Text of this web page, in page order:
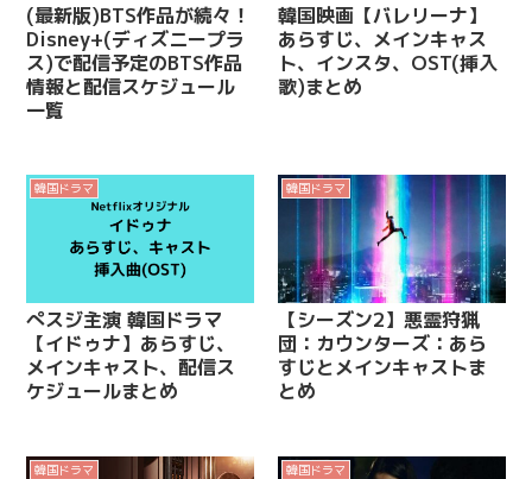
(最新版)BTS作品が続々！
Disney+(ディズニープラ
ス)で配信予定のBTS作品
情報と配信スケジュール
一覧
韓国映画【バレリーナ】
あらすじ、メインキャス
ト、インスタ、OST(挿入
歌)まとめ
韓国ドラマ
ぺスジ主演 韓国ドラマ
【イドゥナ】あらすじ、
メインキャスト、配信ス
ケジュールまとめ
韓国ドラマ
【シーズン2】悪霊狩猟
団：カウンターズ：あら
すじとメインキャストま
とめ
韓国ドラマ 韓国ドラマ